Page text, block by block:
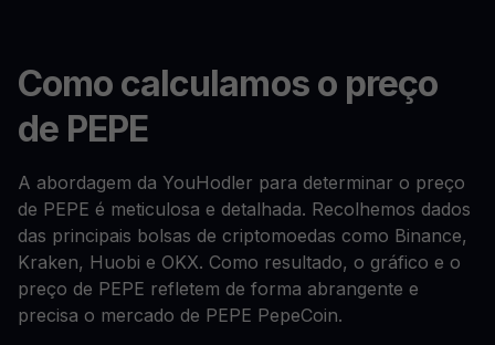
Como calculamos o preço
de PEPE
A abordagem da YouHodler para determinar o preço
de PEPE é meticulosa e detalhada. Recolhemos dados
das principais bolsas de criptomoedas como Binance,
Kraken, Huobi e OKX. Como resultado, o gráfico e o
preço de PEPE refletem de forma abrangente e
precisa o mercado de PEPE PepeCoin.